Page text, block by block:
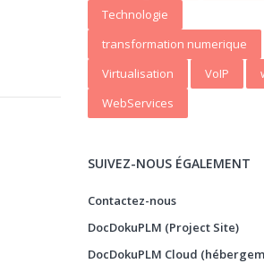
Technologie
transformation numerique
Virtualisation
VoIP
WebServices
SUIVEZ-NOUS ÉGALEMENT
Contactez-nous
DocDokuPLM (Project Site)
DocDokuPLM Cloud